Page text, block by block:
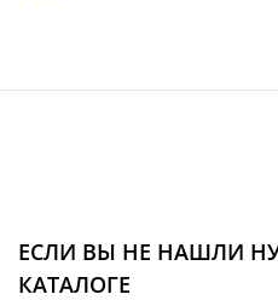
ЕСЛИ ВЫ НЕ НАШЛИ
КАТАЛОГЕ